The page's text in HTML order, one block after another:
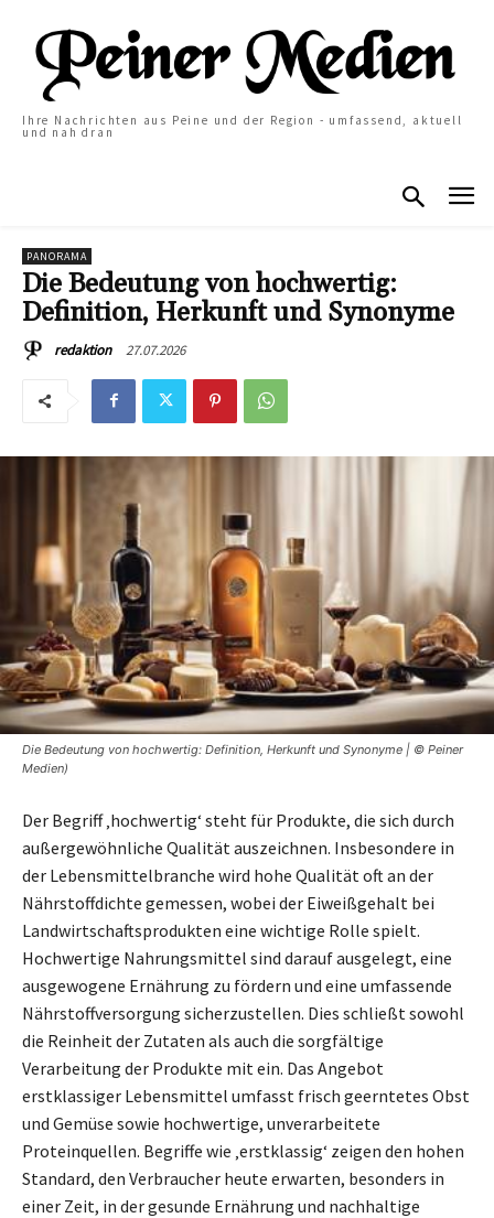
Ihre Nachrichten aus Peine und der Region - umfassend, aktuell
und nah dran
PANORAMA
Die Bedeutung von hochwertig:
Definition, Herkunft und Synonyme
redaktion 27.07.2026
Die Bedeutung von hochwertig: Definition, Herkunft und Synonyme | © Peiner
Medien)
Der Begriff ‚hochwertig‘ steht für Produkte, die sich durch
außergewöhnliche Qualität auszeichnen. Insbesondere in
der Lebensmittelbranche wird hohe Qualität oft an der
Nährstoffdichte gemessen, wobei der Eiweißgehalt bei
Landwirtschaftsprodukten eine wichtige Rolle spielt.
Hochwertige Nahrungsmittel sind darauf ausgelegt, eine
ausgewogene Ernährung zu fördern und eine umfassende
Nährstoffversorgung sicherzustellen. Dies schließt sowohl
die Reinheit der Zutaten als auch die sorgfältige
Verarbeitung der Produkte mit ein. Das Angebot
erstklassiger Lebensmittel umfasst frisch geerntetes Obst
und Gemüse sowie hochwertige, unverarbeitete
Proteinquellen. Begriffe wie ‚erstklassig‘ zeigen den hohen
Standard, den Verbraucher heute erwarten, besonders in
einer Zeit, in der gesunde Ernährung und nachhaltige